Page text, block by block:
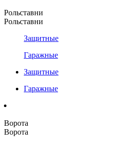
Рольставни
Рольставни
Защитные
Гаражные
Защитные
Гаражные
Ворота
Ворота